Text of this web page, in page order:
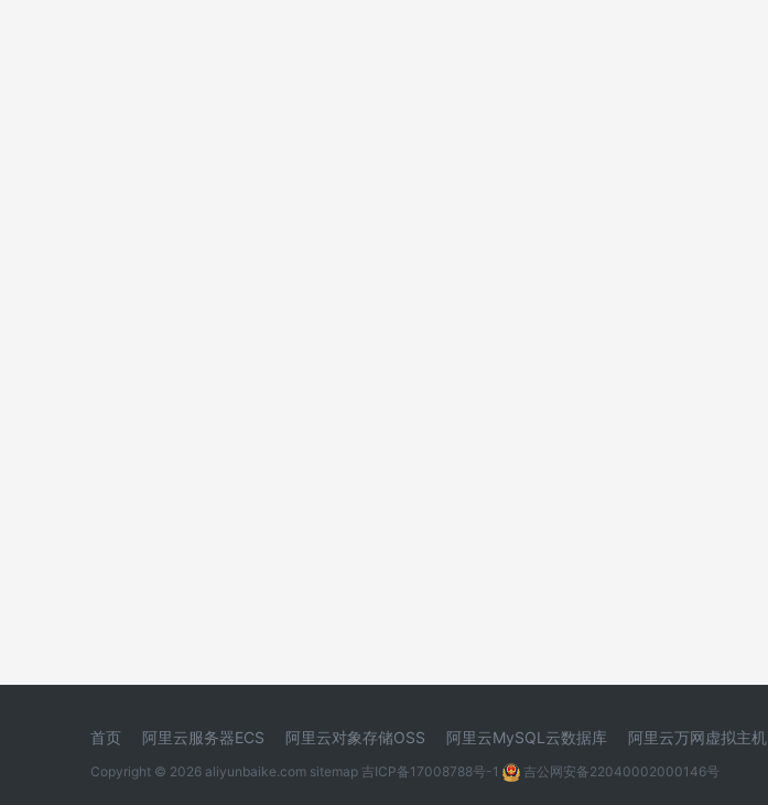
首页 阿里云服务器ECS 阿里云对象存储OSS 阿里云MySQL云数据库 阿里云万网虚拟主机
Copyright © 2026 aliyunbaike.com sitemap 吉ICP备17008788号-1 吉公网安备22040002000146号